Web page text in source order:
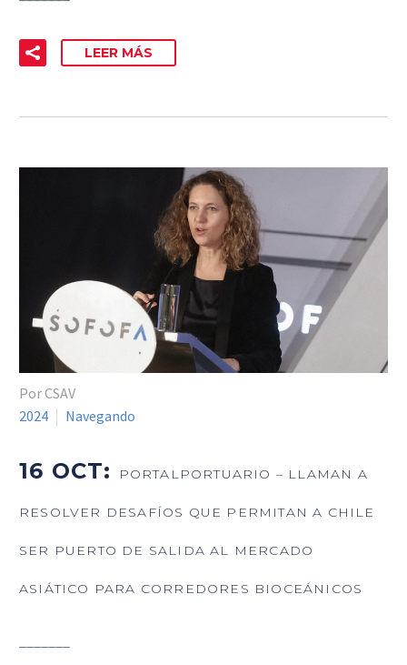
LEER MÁS
Por CSAV
2024
Navegando
16 OCT: PORTALPORTUARIO – LLAMAN A
RESOLVER DESAFÍOS QUE PERMITAN A CHILE
SER PUERTO DE SALIDA AL MERCADO
ASIÁTICO PARA CORREDORES BIOCEÁNICOS